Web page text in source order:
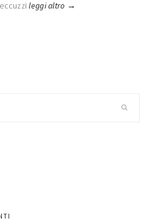
leggi altro →